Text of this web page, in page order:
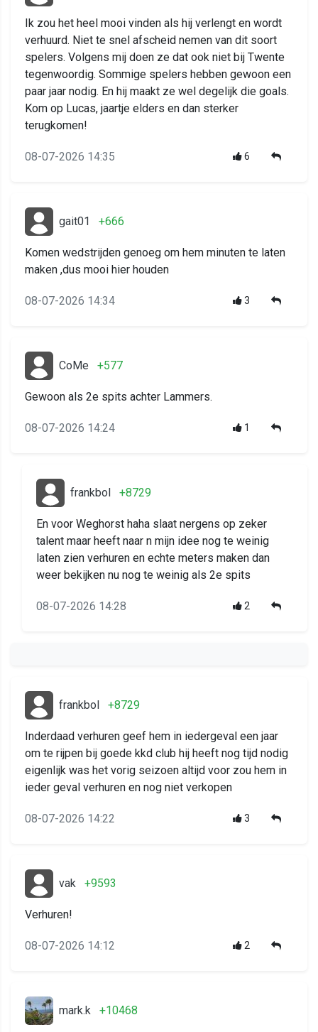
Ik zou het heel mooi vinden als hij verlengt en wordt
verhuurd. Niet te snel afscheid nemen van dit soort
spelers. Volgens mij doen ze dat ook niet bij Twente
tegenwoordig. Sommige spelers hebben gewoon een
paar jaar nodig. En hij maakt ze wel degelijk die goals.
Kom op Lucas, jaartje elders en dan sterker
terugkomen!
08-07-2026 14:35 6
gait01 +666
Komen wedstrijden genoeg om hem minuten te laten
maken ,dus mooi hier houden
08-07-2026 14:34 3
CoMe +577
Gewoon als 2e spits achter Lammers.
08-07-2026 14:24 1
frankbol +8729
En voor Weghorst haha slaat nergens op zeker
talent maar heeft naar n mijn idee nog te weinig
laten zien verhuren en echte meters maken dan
weer bekijken nu nog te weinig als 2e spits
08-07-2026 14:28 2
frankbol +8729
Inderdaad verhuren geef hem in iedergeval een jaar
om te rijpen bij goede kkd club hij heeft nog tijd nodig
eigenlijk was het vorig seizoen altijd voor zou hem in
ieder geval verhuren en nog niet verkopen
08-07-2026 14:22 3
vak +9593
Verhuren!
08-07-2026 14:12 2
mark.k +10468